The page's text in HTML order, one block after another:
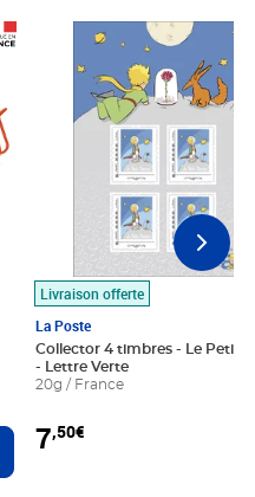
au panier
Livraison offerte
La Poste
Collector 4 timbres - Le Petit
- Lettre Verte
20g / France
7,50€
Prix 7,50€